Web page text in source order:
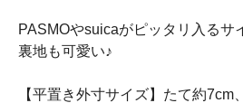
PASMOやsuicaがピッタリ入るサ
裏地も可愛い♪
【平置き外寸サイズ】たて約7cm